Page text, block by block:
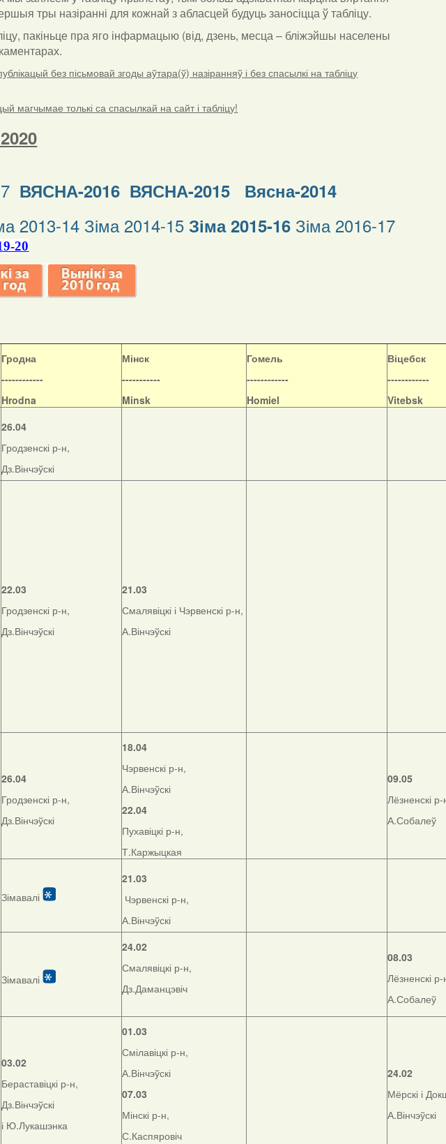
тры назіранні для кожнай з абласцей будуць заносіцца ў табліцу.
пакіньце пра яго інфармацыю (від, дзень, месца – бліжэйшы населены
.
без пісьмовай згоды аўтара(ў) назіранняў і без спасылкі на табліцу
магчымае толькі са спасылкай на сайт і табліцу!
ВЯСНА-2016 ВЯСНА-2015
Вясна-2014
2013-14 Зіма 2014-15 Зіма 2015-16 Зіма 2016-17
20
Гродна
------------
Hrodna
Мінск
-----------
Minsk
Гомель
------------
Homiel
Віцебск
------------
Vitebsk
26.04
Гродзенскі р-н,
Дз.Вінчэўскі
22.03
Гродзенскі р-н,
Дз.Вінчэўскі
21.03
Смалявіцкі і Чэрвенскі р-н,
А.Вінчэўскі
26.04
Гродзенскі р-н,
Дз.Вінчэўскі
18.04
Чэрвенскі р-н,
А.Вінчэўскі
22.04
Пухавіцкі р-н,
Т.Каржыцкая
09.05
Лёзненскі
А.Собалеў
Зімавалі
21.03
Чэрвенскі р-н,
А.Вінчэўскі
Зімавалі
24.02
Смалявіцкі р-н,
Дз.Даманцэвіч
08.03
Лёзненскі
А.Собалеў
03.02
Бераставіцкі р-н,
Дз.Вінчэўскі
і Ю.Лукашэнка
01.03
Смілавіцкі р-н,
А.Вінчэўскі
07.03
Мінскі р-н,
С.Каспяровіч
24.02
Мёрскі і
А.Вінчэўскі